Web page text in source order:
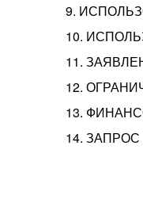
9.
10.
11.
12.
13.
14.